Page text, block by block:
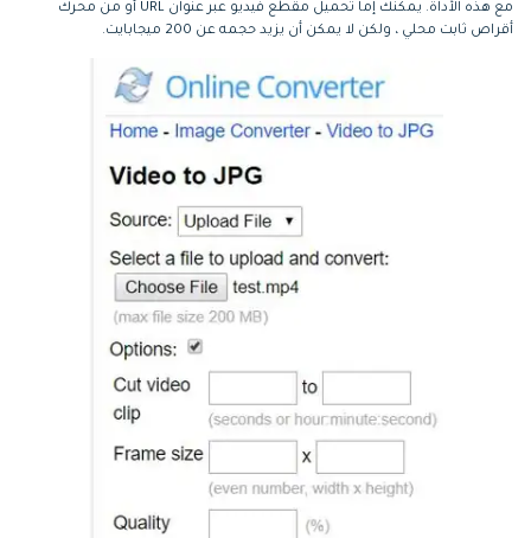
مع هذه الأداة. يمكنك إما تحميل مقطع فيديو عبر عنوان URL أو من محرك
أقراص ثابت محلي ، ولكن لا يمكن أن يزيد حجمه عن 200 ميجابايت.